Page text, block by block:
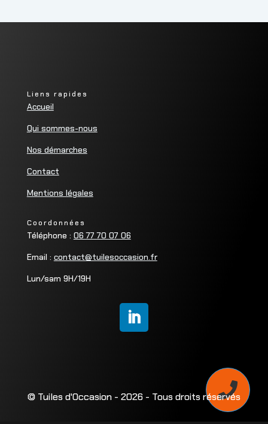
Liens rapides
Accueil
Qui sommes-nous
Nos démarches
Contact
Mentions légales
Coordonnées
Téléphone : 06 77 70 07 06
Email : contact@tuilesoccasion.fr
Lun/sam 9H/19H

© Tuiles d'Occasion - 2026 - Tous droits réservés